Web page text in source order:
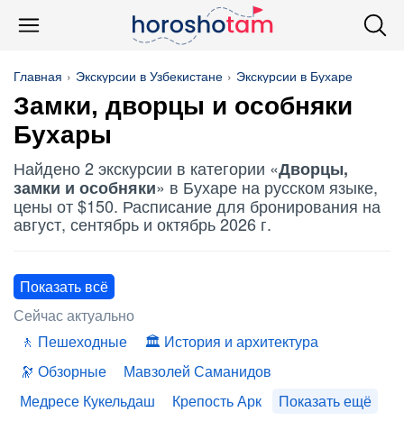
Главная Экскурсии в Узбекистане Экскурсии в Бухаре
Замки, дворцы и особняки
Бухары
Найдено 2 экскурсии в категории «Дворцы,
замки и особняки» в Бухаре на русском языке,
цены от $150. Расписание для бронирования на
август, сентябрь и октябрь 2026 г.
Показать всё
Сейчас актуально
Пешеходные
История и архитектура
Обзорные
Мавзолей Саманидов
Медресе Кукельдаш
Крепость Арк Показать ещё